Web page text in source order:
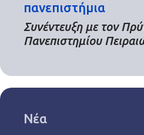
πανεπιστήμια
Συνέντευξη με τον
Πανεπιστημίου
Νέα